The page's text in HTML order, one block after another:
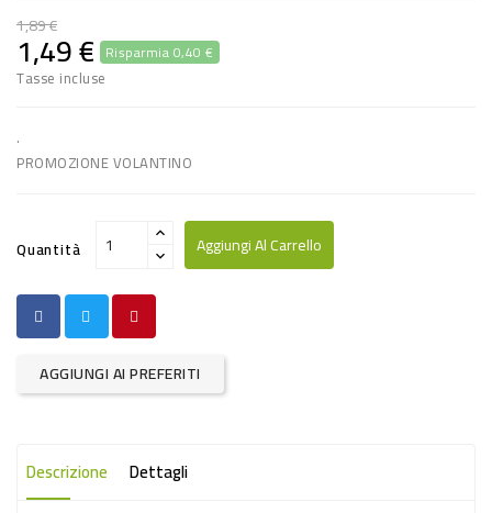
FARINA
DIETETICO
NATURALI
ALIMENTI
CASA
INSETTICIDI
CARTA
-
1,89 €
1,49 € Risparmia 0,40 €
Tasse incluse
.
PROMOZIONE VOLANTINO
Quantità Aggiungi Al Carrello
AGGIUNGI AI PREFERITI
Descrizione Dettagli